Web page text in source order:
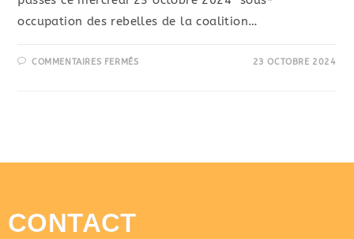
occupation des rebelles de la coalition…
COMMENTAIRES FERMÉS 23 OCTOBRE 2024
CONTACT